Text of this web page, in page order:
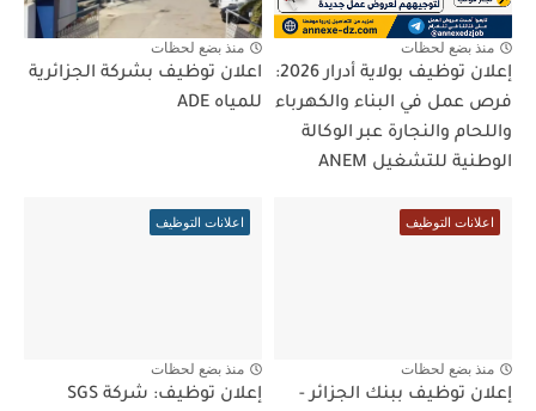
منذ بضع لحظات
إعلان توظيف بولاية أدرار 2026:
فرص عمل في البناء والكهرباء
واللحام والنجارة عبر الوكالة
الوطنية للتشغيل ANEM
منذ بضع لحظات
اعلان توظيف بشركة الجزائرية
للمياه ADE
اعلانات التوظيف
منذ بضع لحظات
إعلان توظيف ببنك الجزائر -
اعلانات التوظيف
منذ بضع لحظات
إعلان توظيف: شركة SGS